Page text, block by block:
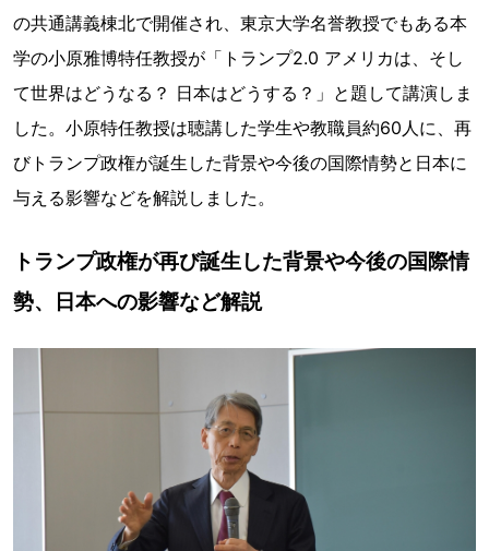
の共通講義棟北で開催され、東京大学名誉教授でもある本
学の小原雅博特任教授が「トランプ2.0 アメリカは、そし
て世界はどうなる？ 日本はどうする？」と題して講演しま
した。小原特任教授は聴講した学生や教職員約60人に、再
びトランプ政権が誕生した背景や今後の国際情勢と日本に
与える影響などを解説しました。
トランプ政権が再び誕生した背景や今後の国際情
勢、日本への影響など解説